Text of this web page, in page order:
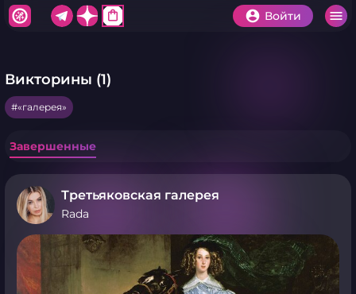
shopping_bag Войти
Викторины (1)
«галерея»
Завершенные
Третьяковская галерея
Rada